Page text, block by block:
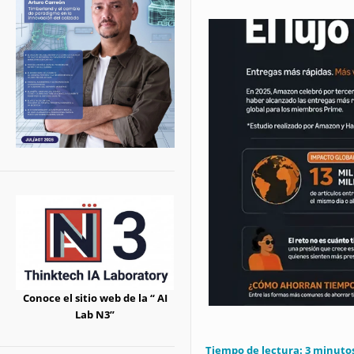
Tiempo de lectura:3
Conoce el sitio web de la “ AI
Lab N3”